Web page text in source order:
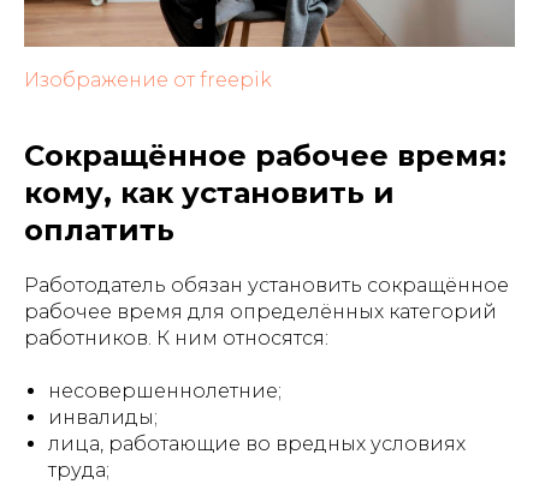
Изображение от freepik
Сокращённое рабочее время:
кому, как установить и
оплатить
Работодатель обязан установить сокращённое
рабочее время для определённых категорий
работников. К ним относятся:
несовершеннолетние;
инвалиды;
лица, работающие во вредных условиях
труда;